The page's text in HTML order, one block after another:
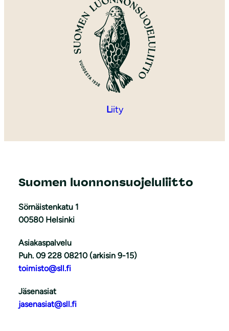
Liity
Suomen luonnonsuojeluliitto
Sörnäistenkatu 1
00580 Helsinki
Asiakaspalvelu
Puh. 09 228 08210 (arkisin 9-15)
toimisto@sll.fi
Jäsenasiat
jasenasiat@sll.fi